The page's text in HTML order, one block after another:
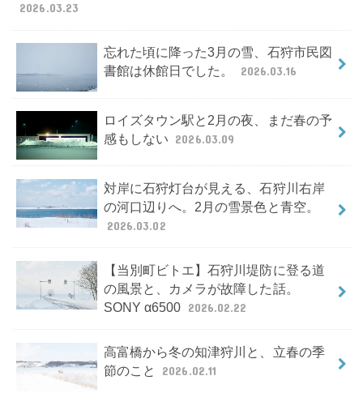
2026.03.23
忘れた頃に降った3月の雪、石狩市民図
書館は休館日でした。
2026.03.16
ロイズタウン駅と2月の夜、まだ春の予
感もしない 2026.03.09
対岸に石狩灯台が見える、石狩川右岸
の河口辺りへ。2月の雪景色と青空。
2026.03.02
【当別町ビトエ】石狩川堤防に登る道
の風景と、カメラが故障した話。
SONY α6500 2026.02.22
高富橋から冬の知津狩川と、立春の季
節のこと
2026.02.11